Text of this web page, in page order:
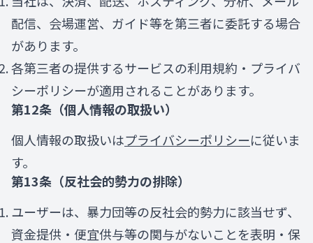
配信、会場運営、ガイド等を第三者に委託する場合
があります。
各第三者の提供するサービスの利用規約・プライバ
シーポリシーが適用されることがあります。
第12条（個人情報の取扱い）
個人情報の取扱いはプライバシーポリシーに従いま
す。
第13条（反社会的勢力の排除）
ユーザーは、暴力団等の反社会的勢力に該当せず、
資金提供・便宜供与等の関与がないことを表明・保